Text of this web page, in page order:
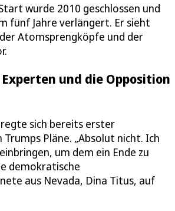
wurde 2010 geschlossen und
fünf Jahre verlängert. Er sieht
Atomsprengköpfe und der
und die Opposition
sich bereits erster
Pläne. „Absolut nicht. Ich
um dem ein Ende zu
demokratische
aus Nevada, Dina Titus, auf